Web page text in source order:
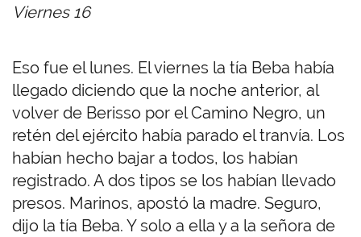
Viernes 16
Eso fue el lunes. El viernes la tía Beba había
llegado diciendo que la noche anterior, al
volver de Berisso por el Camino Negro, un
retén del ejército había parado el tranvía. Los
habían hecho bajar a todos, los habían
registrado. A dos tipos se los habían llevado
presos. Marinos, apostó la madre. Seguro,
dijo la tía Beba. Y solo a ella y a la señora de